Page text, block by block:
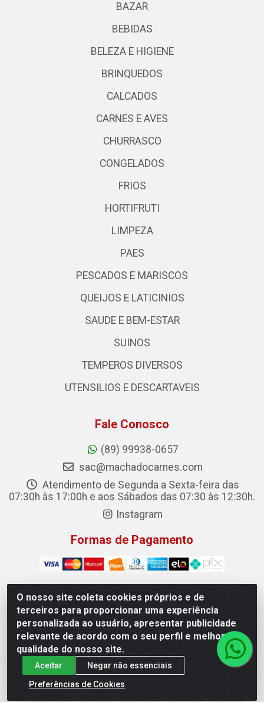
O nosso site coleta cookies próprios e de
terceiros para proporcionar uma experiência
personalizada ao usuário, apresentar publicidade
relevante de acordo com o seu perfil e melhorar a
qualidade do nosso site.
Aceitar
Negar não essenciais
Preferências de Cookies
BAZAR
BEBIDAS
BELEZA E HIGIENE
BRINQUEDOS
CALCADOS
CARNES E AVES
CHURRASCO
CONGELADOS
FRIOS
HORTIFRUTI
LIMPEZA
PAES
PESCADOS E MARISCOS
QUEIJOS E LATICINIOS
SAUDE E BEM-ESTAR
SUINOS
TEMPEROS DIVERSOS
UTENSILIOS E DESCARTAVEIS
Fale Conosco
(89) 99938-0657
sac@machadocarnes.com
Atendimento de Segunda a Sexta-feira das
07:30h às 17:00h e aos Sábados das 07:30 às 12:30h.
Instagram
Formas de Pagamento
Machado Carnes Distribuidora de Alimentos LTDA -
Logradouro: Avenida Candido Aleixo, 148 - Centro - Oeiras/PI
- CEP 64.500-000 - 31.391.008/0001-50